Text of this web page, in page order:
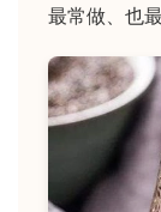
最常做、也